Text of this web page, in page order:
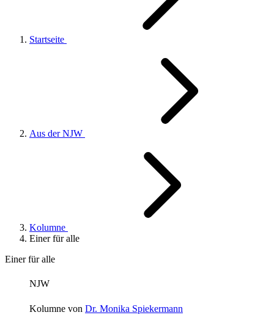
Startseite
Aus der NJW
Kolumne
Einer für alle
Einer für alle
NJW
Kolumne von Dr. Monika Spiekermann